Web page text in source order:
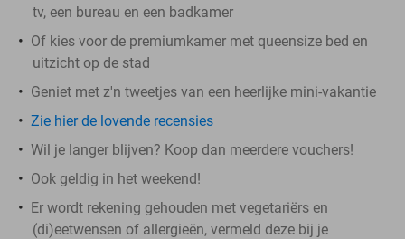
tv, een bureau en een badkamer
Of kies voor de premiumkamer met queensize bed en
uitzicht op de stad
Geniet met z'n tweetjes van een heerlijke mini-vakantie
Zie hier de lovende recensies
Wil je langer blijven? Koop dan meerdere vouchers!
Ook geldig in het weekend!
Er wordt rekening gehouden met vegetariërs en
(di)eetwensen of allergieën, vermeld deze bij je